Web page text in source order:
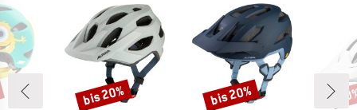
Rabatt
bis 20% Rabatt
bis 20%